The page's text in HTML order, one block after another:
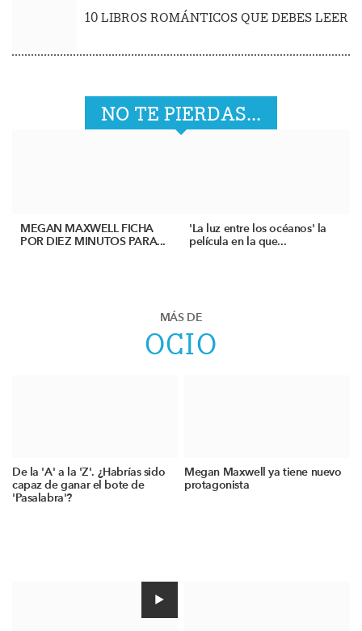
10 LIBROS ROMÁNTICOS QUE DEBES LEER
NO TE PIERDAS...
MEGAN MAXWELL FICHA
POR DIEZ MINUTOS PARA...
'La luz entre los océanos' la
película en la que...
MÁS DE
OCIO
De la 'A' a la 'Z'. ¿Habrías sido
capaz de ganar el bote de
'Pasalabra'?
Megan Maxwell ya tiene nuevo
protagonista